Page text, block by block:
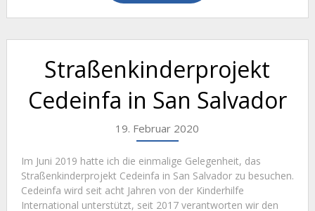
Straßenkinderprojekt
Cedeinfa in San Salvador
19. Februar 2020
Im Juni 2019 hatte ich die einmalige Gelegenheit, das
Straßenkinderprojekt Cedeinfa in San Salvador zu besuchen.
Cedeinfa wird seit acht Jahren von der Kinderhilfe
International unterstützt, seit 2017 verantworten wir den